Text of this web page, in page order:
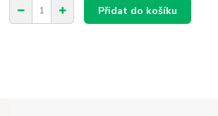
Přidat do košíku